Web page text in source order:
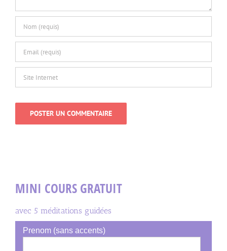
MINI COURS GRATUIT
avec 5 méditations guidées
Prenom (sans accents)